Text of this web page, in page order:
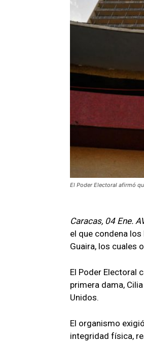
El Poder Electoral afirmó
Caracas, 04 Ene.
el que condena
Guaira, los cuales
El Poder Electoral
primera dama,
Unidos.
El organismo
integridad física,